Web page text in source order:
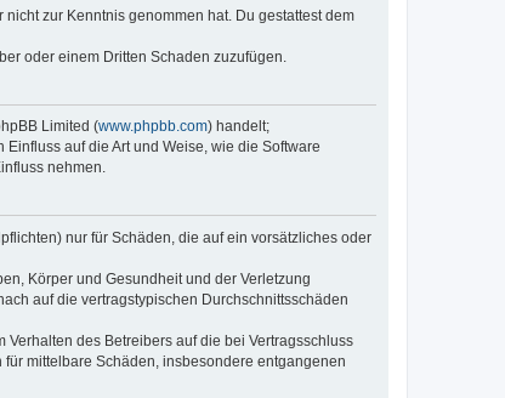
zur Kenntnis genommen hat. Du gestattest dem
oder einem Dritten Schaden zuzufügen.
Limited (www.phpbb.com) handelt;
auf die Art und Weise, wie die Software
nehmen.
nur für Schäden, die auf ein vorsätzliches oder
Körper und Gesundheit und der Verletzung
auf die vertragstypischen Durchschnittsschäden
des Betreibers auf die bei Vertragsschluss
mittelbare Schäden, insbesondere entgangenen